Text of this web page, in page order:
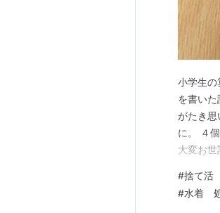
小学生の
を書い
がたき思
に。 ４
大変お
ど、もう
溜まるま
#捨て活
#水着